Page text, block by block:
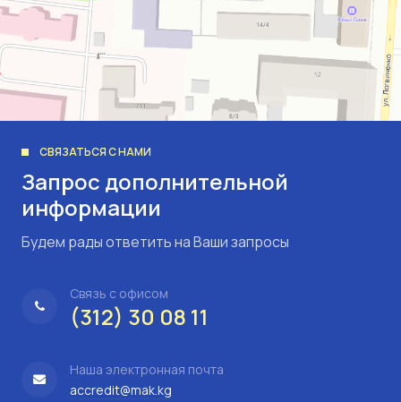
СВЯЗАТЬСЯ С НАМИ
Запрос дополнительной
информации
Будем рады ответить на Ваши запросы
Связь с офисом
(312) 30 08 11
Наша электронная почта
accredit@mak.kg